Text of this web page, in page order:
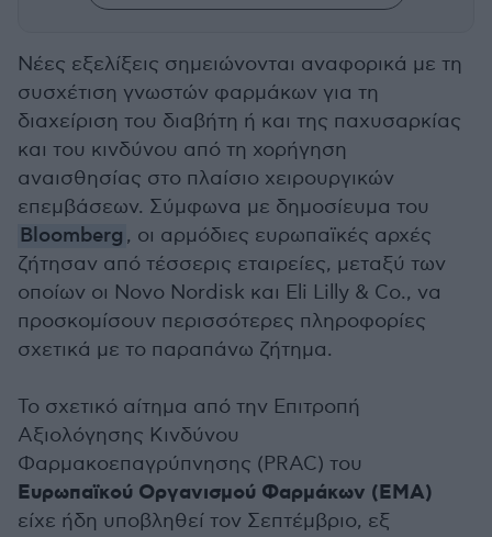
Νέες εξελίξεις σημειώνονται αναφορικά με τη
συσχέτιση γνωστών φαρμάκων για τη
διαχείριση του διαβήτη ή και της παχυσαρκίας
και του κινδύνου από τη χορήγηση
αναισθησίας στο πλαίσιο χειρουργικών
επεμβάσεων. Σύμφωνα με δημοσίευμα του
Bloomberg , οι αρμόδιες ευρωπαϊκές αρχές
ζήτησαν από τέσσερις εταιρείες, μεταξύ των
οποίων οι Novo Nordisk και Eli Lilly & Co., να
προσκομίσουν περισσότερες πληροφορίες
σχετικά με το παραπάνω ζήτημα.
Το σχετικό αίτημα από την Επιτροπή
Αξιολόγησης Κινδύνου
Φαρμακοεπαγρύπνησης (PRAC) του
Ευρωπαϊκού Οργανισμού Φαρμάκων (EMA)
είχε ήδη υποβληθεί τον Σεπτέμβριο, εξ